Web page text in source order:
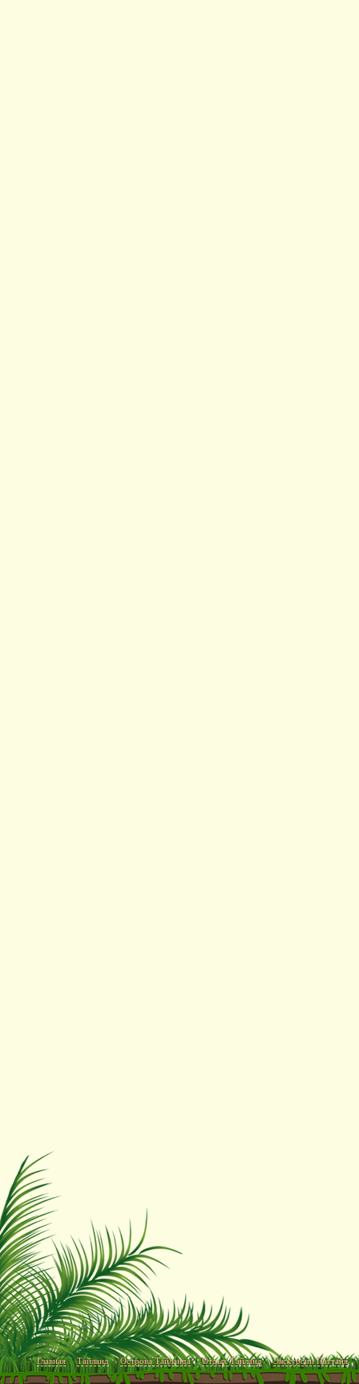
Главная Тайланд Острова Тайланда Отдых Тайланд Экскурсии Паттайя